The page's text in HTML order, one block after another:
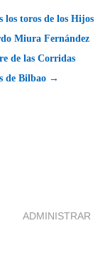
los toros de los Hijos
Miura Fernández
de las Corridas
de Bilbao →
ADMINISTRAR